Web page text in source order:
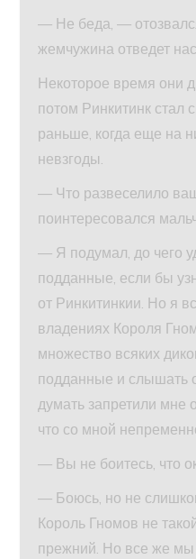
— Не беда, —
жемчужина отведет
Некоторое время они
потом Ринкитинк стал
раньше, когда еще на
невзгоды.
— Что развеселило
поинтересовался
— Я подумал, до чего
подданные, если бы
от Ринкитинкии. Но я
владениях Короля
множество всяких
подданные и слышать
думать запретили мне
что со мной
— Вы не боитесь, что
— Боюсь, но не
Король Гномов не
прежний. Но все же мы